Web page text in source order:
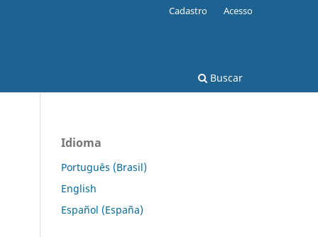
Buscar
Cadastro Acesso
Idioma
Português (Brasil)
English
Español (España)